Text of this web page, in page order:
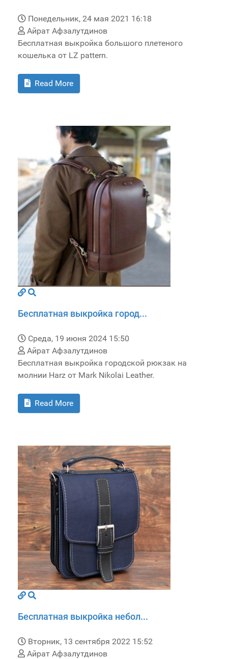
Понедельник, 24 мая 2021 16:18
Айрат Афзалутдинов
Бесплатная выкройка большого плетеного
кошелька от LZ pattern.
Read More
Бесплатная выкройка город...
Среда, 19 июня 2024 15:50
Айрат Афзалутдинов
Бесплатная выкройка городской рюкзак на
молнии Harz от Mark Nikolai Leather.
Read More
Бесплатная выкройка небол...
Вторник, 13 сентября 2022 15:52
Айрат Афзалутдинов